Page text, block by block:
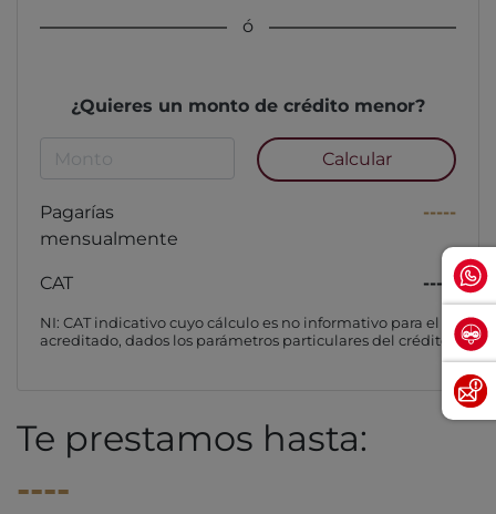
ó
¿Quieres un monto de crédito menor?
Calcular
Pagarías
mensualmente
-----
CAT -----
NI: CAT indicativo cuyo cálculo es no informativo para el
acreditado, dados los parámetros particulares del crédito
Te prestamos hasta:
----